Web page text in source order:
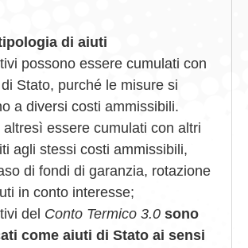
di aiuti
possono essere cumulati con
Stato, purché le misure si
a diversi costi ammissibili.
altresì essere cumulati con altri
agli stessi costi ammissibili,
di fondi di garanzia, rotazione
in conto interesse;
del Conto Termico 3.0 sono
come aiuti di Stato ai sensi